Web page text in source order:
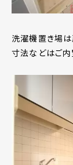
洗濯機置き場は
寸法などはご内